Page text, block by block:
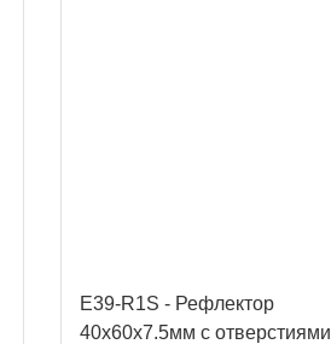
E39-R1S - Рефлектор
40x60x7.5мм с отверстиями